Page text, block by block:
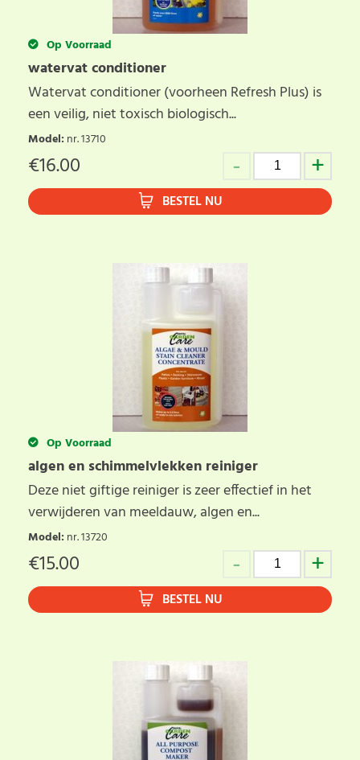
Op Voorraad
watervat conditioner
Watervat conditioner (voorheen Refresh Plus) is
een veilig, niet toxisch biologisch...
Model: nr. 13710
€16.00
BESTEL NU
Op Voorraad
algen en schimmelvlekken reiniger
Deze niet giftige reiniger is zeer effectief in het
verwijderen van meeldauw, algen en...
Model: nr. 13720
€15.00
BESTEL NU